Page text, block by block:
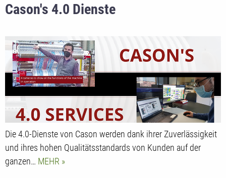
Cason's 4.0 Dienste
Die 4.0-Dienste von Cason werden dank ihrer Zuverlässigkeit
und ihres hohen Qualitätsstandards von Kunden auf der
ganzen… MEHR